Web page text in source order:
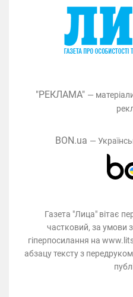
"РЕКЛАМА" —
BON.ua —
Газета "Лица" вітає
частковий, за умови
гіперпосилання на
абзацу тексту з